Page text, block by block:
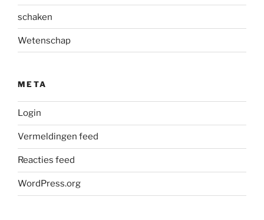
schaken
Wetenschap
META
Login
Vermeldingen feed
Reacties feed
WordPress.org